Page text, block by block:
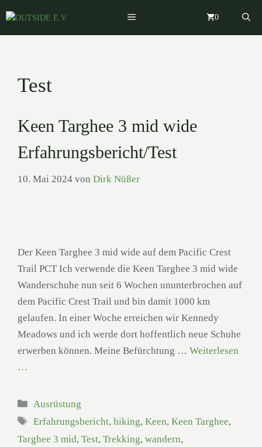
Inhalt
MENÜ 0
Test
Keen Targhee 3 mid wide
Erfahrungsbericht/Test
10. Mai 2024 von Dirk Nüßer
Der Keen Targhee 3 mid wide auf dem Pacific Crest
Trail PCT Ich verwende die Keen Targhee 3 mid wide
Wanderschuhe nun seit 6 Wochen ununterbrochen auf
dem Pacific Crest Trail und bin damit 1000 km
gelaufen. In einer Woche erreichen wir Kennedy
Meadows und ich werde dort hoffentlich neue Schuhe
erwerben können. Meine Befürchtung … Weiterlesen
…
Kategorien
Ausrüstung
Schlagwörter
Erfahrungsbericht,hiking,Keen,Keen Targhee,
Targhee 3 mid, Test, Trekking, wandern,